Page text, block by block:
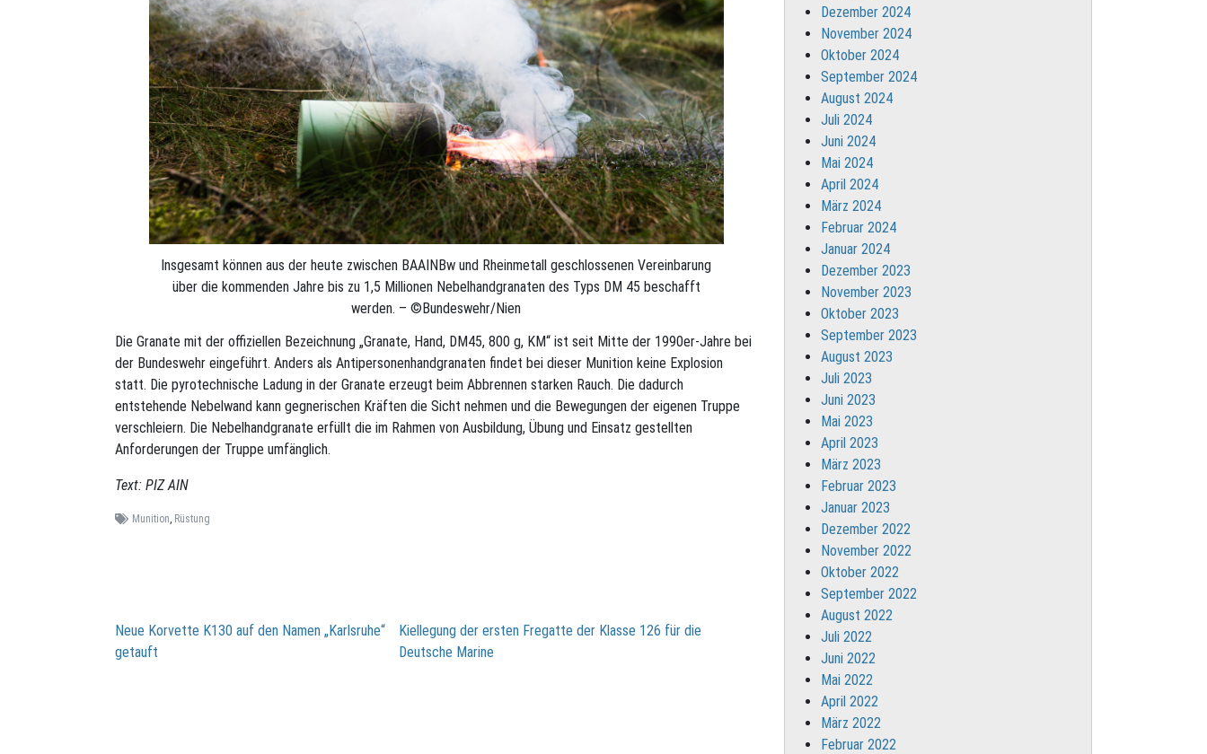
Insgesamt können aus der heute zwischen BAAINBw und Rheinmetall geschlossenen Vereinbarung
über die kommenden Jahre bis zu 1,5 Millionen Nebelhandgranaten des Typs DM 45 beschafft
werden. – ©Bundeswehr/Nien
Die Granate mit der offiziellen Bezeichnung „Granate, Hand, DM45, 800 g, KM“ ist seit Mitte der 1990er-Jahre bei
der Bundeswehr eingeführt. Anders als Antipersonenhandgranaten findet bei dieser Munition keine Explosion
statt. Die pyrotechnische Ladung in der Granate erzeugt beim Abbrennen starken Rauch. Die dadurch
entstehende Nebelwand kann gegnerischen Kräften die Sicht nehmen und die Bewegungen der eigenen Truppe
verschleiern. Die Nebelhandgranate erfüllt die im Rahmen von Ausbildung, Übung und Einsatz gestellten
Anforderungen der Truppe umfänglich.
Text: PIZ AIN
Munition, Rüstung
Beitragsnavigation
Neue Korvette K130 auf den Namen „Karlsruhe“
getauft
Kiellegung der ersten Fregatte der Klasse 126 für die
Deutsche Marine
Dezember 2024
November 2024
Oktober 2024
September 2024
August 2024
Juli 2024
Juni 2024
Mai 2024
April 2024
März 2024
Februar 2024
Januar 2024
Dezember 2023
November 2023
Oktober 2023
September 2023
August 2023
Juli 2023
Juni 2023
Mai 2023
April 2023
März 2023
Februar 2023
Januar 2023
Dezember 2022
November 2022
Oktober 2022
September 2022
August 2022
Juli 2022
Juni 2022
Mai 2022
April 2022
März 2022
Februar 2022